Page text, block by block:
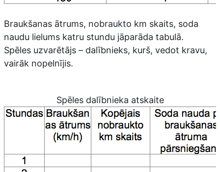
Braukšanas ātrums, nobraukto km skaits, soda
naudu lielums katru stundu jāparāda tabulā.
Spēles uzvarētājs – dalībnieks, kurš, vedot kravu,
vairāk nopelnījis.
Spēles dalībnieka atskaite